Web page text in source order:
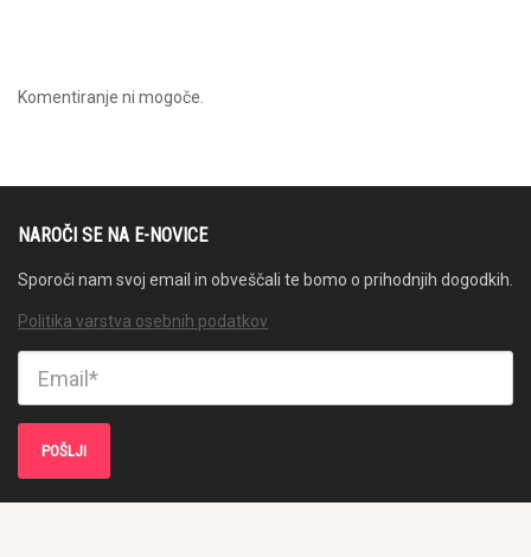
Komentiranje ni mogoče.
NAROČI SE NA E-NOVICE
Sporoči nam svoj email in obveščali te bomo o prihodnjih dogodkih.
Politika varstva osebnih podatkov